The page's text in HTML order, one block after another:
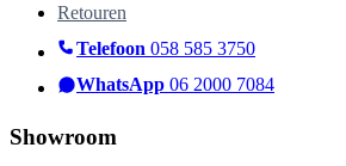
Retouren
Telefoon 058 585 3750
WhatsApp 06 2000 7084
Showroom